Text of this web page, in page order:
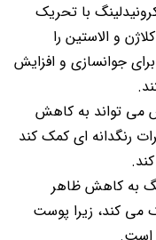
با تحریک
و الاستین را
جوانسازی و افزایش
می تواند به کاهش
رنگدانه ای کمک کند
به کاهش ظاهر
کند، زیرا پوست